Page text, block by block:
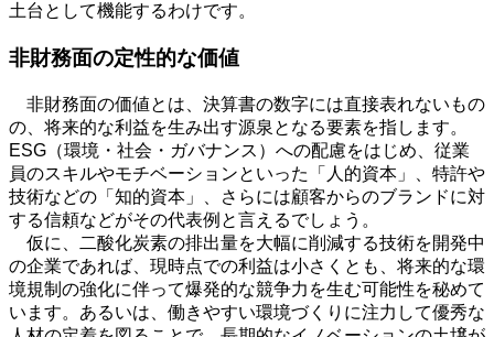
土台として機能するわけです。
非財務面の定性的な価値
非財務面の価値とは、決算書の数字には直接表れないもの
の、将来的な利益を生み出す源泉となる要素を指します。
ESG （環境・社会・ガバナンス）への配慮をはじめ、従業
員のスキルやモチベーションといった「人的資本」、特許や
技術などの「知的資本」、さらには顧客からのブランドに対
する信頼などがその代表例と言えるでしょう。
仮に、二酸化炭素の排出量を大幅に削減する技術を開発中
の企業であれば、現時点での利益は小さくとも、将来的な環
境規制の強化に伴って爆発的な競争力を生む可能性を秘めて
います。あるいは、働きやすい環境づくりに注力して優秀な